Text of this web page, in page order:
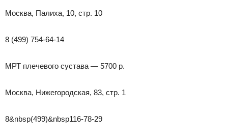
Москва, Палиха, 10, стр. 10
8 (499) 754-64-14
МРТ плечевого сустава — 5700 р.
Москва, Нижегородская, 83, стр. 1
8&nbsp(499)&nbsp116-78-29